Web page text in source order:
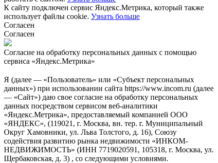
К сайту подключен сервис Яндекс.Метрика, который также
использует файлы cookie. Узнать больше
Согласен
Согласен
Согласие на обработку персональных данных с помощью
сервиса «Яндекс.Метрика»
Я (далее — «Пользователь» или «Субъект персональных
данных») при использовании сайта https://www.incom.ru (далее
— «Сайт») даю свое согласие на обработку персональных
данных посредством сервисом веб-аналитики
«Яндекс.Метрика», предоставляемый компанией ООО
«ЯНДЕКС», (119021, г. Москва, вн. тер. г. Муниципальный
Округ Хамовники, ул. Льва Толстого, д. 16), Союзу
содействия развитию рынка недвижимости «ИНКОМ-
НЕДВИЖИМОСТЬ» (ИНН 7719020591, 105318, г. Москва, ул.
Щербаковская, д. 3) , со следующими условиями.